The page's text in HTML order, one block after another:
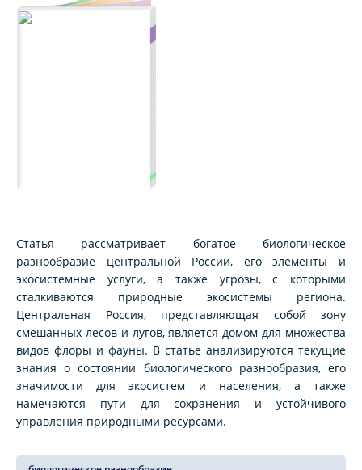
Статья рассматривает богатое биологическое
разнообразие центральной России, его элементы и
экосистемные услуги, а также угрозы, с которыми
сталкиваются природные экосистемы региона.
Центральная Россия, представляющая собой зону
смешанных лесов и лугов, является домом для множества
видов флоры и фауны. В статье анализируются текущие
знания о состоянии биологического разнообразия, его
значимости для экосистем и населения, а также
намечаются пути для сохранения и устойчивого
управления природными ресурсами.